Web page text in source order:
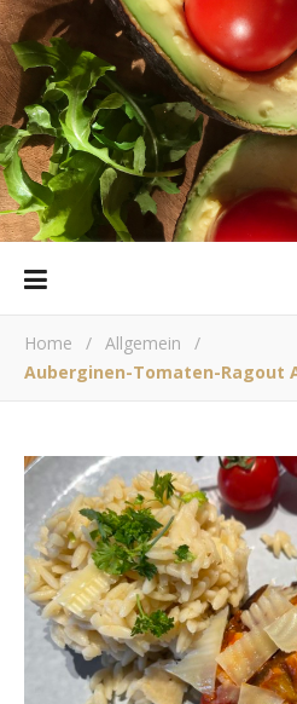
Home / Allgemein
/
Auberginen-Tomaten-Ragout